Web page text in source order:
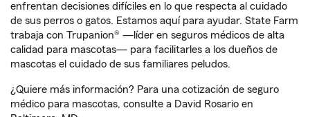
enfrentan decisiones difíciles en lo que respecta al cuidado
de sus perros o gatos. Estamos aquí para ayudar. State Farm
trabaja con Trupanion® —líder en seguros médicos de alta
calidad para mascotas— para facilitarles a los dueños de
mascotas el cuidado de sus familiares peludos.
¿Quiere más información? Para una cotización de seguro
médico para mascotas, consulte a David Rosario en